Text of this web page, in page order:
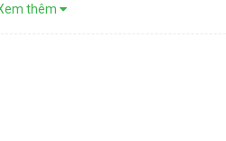
thêm